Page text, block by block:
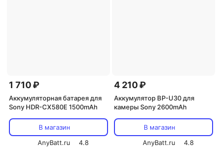
1 710 ₽
Аккумуляторная батарея для
Sony HDR-CX580E 1500mAh
В магазин
AnyBatt.ru
4.8
4 210 ₽
Аккумулятор BP-U30 для
камеры Sony 2600mAh
В магазин
AnyBatt.ru
4.8